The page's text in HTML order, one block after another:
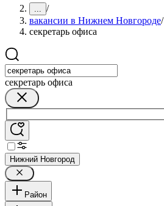
... /
вакансии в Нижнем Новгороде/
секретарь офиса
секретарь офиса
Нижний Новгород
Район